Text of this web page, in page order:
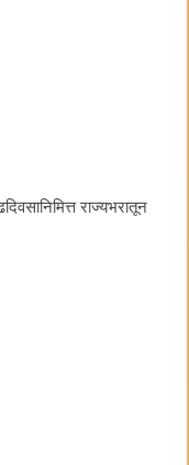
राज्यभरातून